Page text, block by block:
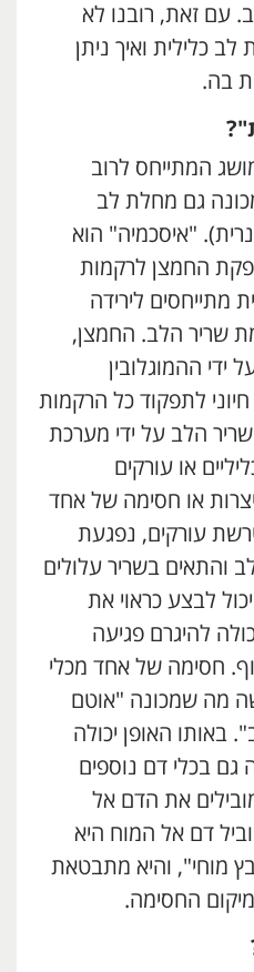
עם זאת, רובנו לא
כלילית ואיך ניתן
בה.
המתייחס לרוב
גם מחלת לב
"איסכמיה" הוא
החמצן לרקמות
מתייחסים לירידה
שריר הלב. החמצן,
ידי ההמוגלובין
לתפקוד כל הרקמות
הלב על ידי מערכת
או עורקים
או חסימה של אחד
עורקים, נפגעת
והתאים בשריר עלולים
לבצע כראוי את
להיגרם פגיעה
חסימה של אחד מכלי
מה שמכונה "אוטם
באותו האופן יכולה
גם בכלי דם נוספים
את הדם אל
דם אל המוח היא
מוחי", והיא מתבטאת
החסימה.